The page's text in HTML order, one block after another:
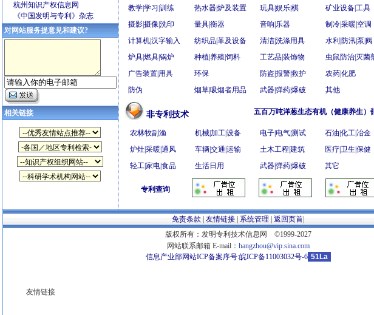
杭州知识产权信息网
《中国发明与专利》杂志
对网站服务提意见和建议?
相关链接
教学|学习|训练
热水器|炉及装置 玩具|娱乐|棋
矿业设备|工具
摄影|摄像|洗印
量具|衡器 音响|乐器
制冷|采暖|空调
计算机|汉字输入
纺织品|革及设备 清洁|洗涤用具
水利|防汛|泵|阀
炉具|燃具|锅炉
种植|养殖|饲料 工艺品|装饰物
虫鼠防治|灭菌
广告装置|用具
环保 防盗|报警|救护
农药|化肥
防伪
烟草|吸烟者用品 武器|弹药|爆破 其他
非专利技术 五百万吨洋葱生态有机（健康养生）酱
农林牧副渔 机械|加工|设备 电子|电气|测试
石油|化工|冶金
炉灶|采暖|通风
车辆|交通|运输 土木工程|建筑
医疗|卫生|保健
轻工|家电|食品
生活日用 武器|弹药|爆破 其它
专利查询
免责条款 友情链接 系统管理 返回页首
版权所有：发明专利技术信息网 ©1999-2027
网站联系邮箱 E-mail： hangzhou@vip.sina.com
信息产业部网站ICP备案序号:皖ICP备11003032号-6 51La
友情链接